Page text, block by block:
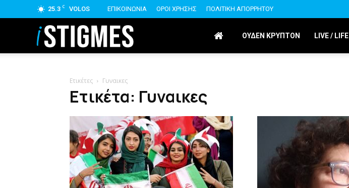
25.3 C VOLOS ΕΠΙΚΟΙΝΩΝΙΑ ΟΡΟΙ ΧΡΗΣΗΣ ΠΟΛΙΤΙΚΗ ΑΠΟΡΡΗΤΟΥ
istigmes ΟΥΔΕΝ ΚΡΥΠΤΟΝ LIVE / LIFE
Ετικέτες Γυναικες
Ετικέτα: Γυναικες